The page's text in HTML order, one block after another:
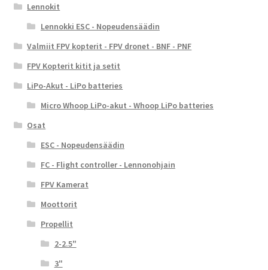
Lennokit
Lennokki ESC - Nopeudensäädin
Valmiit FPV kopterit - FPV dronet - BNF - PNF
FPV Kopterit kitit ja setit
LiPo-Akut - LiPo batteries
Micro Whoop LiPo-akut - Whoop LiPo batteries
Osat
ESC - Nopeudensäädin
FC - Flight controller - Lennonohjain
FPV Kamerat
Moottorit
Propellit
2-2.5"
3"